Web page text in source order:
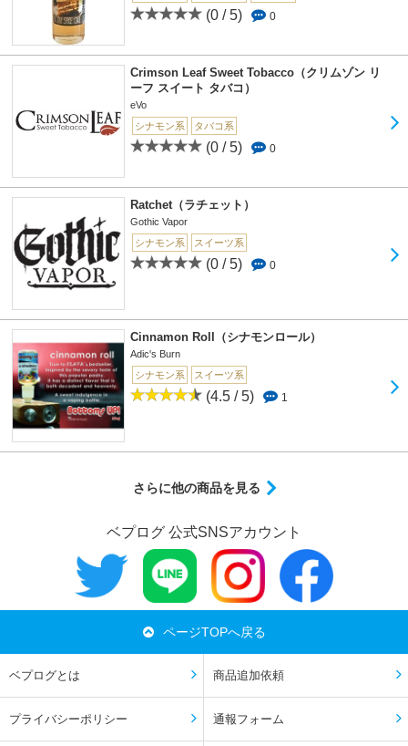
(0 / 5) 0
Crimson Leaf Sweet Tobacco（クリムゾン リ
ーフ スイート タバコ）
eVo
シナモン系
タバコ系
(0 / 5) 0
Ratchet（ラチェット）
Gothic Vapor
シナモン系
スイーツ系
(0 / 5) 0
Cinnamon Roll（シナモンロール）
Adic's Burn
シナモン系
スイーツ系
(4.5 / 5) 1
さらに他の商品を見る
ベプログ 公式SNSアカウント
ページTOPへ戻る
ベプログとは 商品追加依頼
プライバシーポリシー 通報フォーム